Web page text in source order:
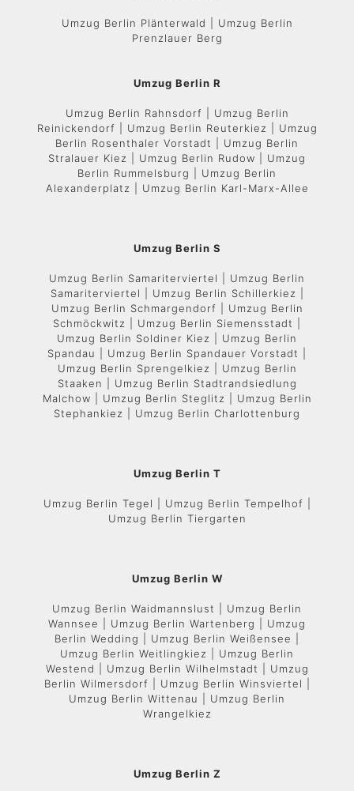
Umzug Berlin Plänterwald | Umzug Berlin
Prenzlauer Berg
Umzug Berlin R
Umzug Berlin Rahnsdorf | Umzug Berlin
Reinickendorf | Umzug Berlin Reuterkiez | Umzug
Berlin Rosenthaler Vorstadt | Umzug Berlin
Stralauer Kiez | Umzug Berlin Rudow | Umzug
Berlin Rummelsburg | Umzug Berlin
Alexanderplatz | Umzug Berlin Karl-Marx-Allee
Umzug Berlin S
Umzug Berlin Samariterviertel | Umzug Berlin
Samariterviertel | Umzug Berlin Schillerkiez |
Umzug Berlin Schmargendorf | Umzug Berlin
Schmöckwitz | Umzug Berlin Siemensstadt |
Umzug Berlin Soldiner Kiez | Umzug Berlin
Spandau | Umzug Berlin Spandauer Vorstadt |
Umzug Berlin Sprengelkiez | Umzug Berlin
Staaken | Umzug Berlin Stadtrandsiedlung
Malchow | Umzug Berlin Steglitz | Umzug Berlin
Stephankiez | Umzug Berlin Charlottenburg
Umzug Berlin T
Umzug Berlin Tegel | Umzug Berlin Tempelhof |
Umzug Berlin Tiergarten
Umzug Berlin W
Umzug Berlin Waidmannslust | Umzug Berlin
Wannsee | Umzug Berlin Wartenberg | Umzug
Berlin Wedding | Umzug Berlin Weißensee |
Umzug Berlin Weitlingkiez | Umzug Berlin
Westend | Umzug Berlin Wilhelmstadt | Umzug
Berlin Wilmersdorf | Umzug Berlin Winsviertel |
Umzug Berlin Wittenau | Umzug Berlin
Wrangelkiez
Umzug Berlin Z